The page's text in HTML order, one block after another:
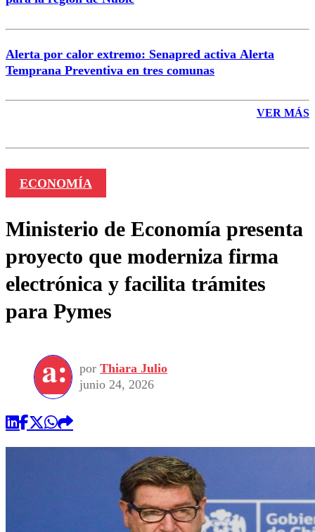
Alerta por calor extremo: Senapred activa Alerta
Temprana Preventiva en tres comunas
VER MÁS
ECONOMÍA
Ministerio de Economía presenta
proyecto que moderniza firma
electrónica y facilita trámites
para Pymes
por Thiara Julio
junio 24, 2026